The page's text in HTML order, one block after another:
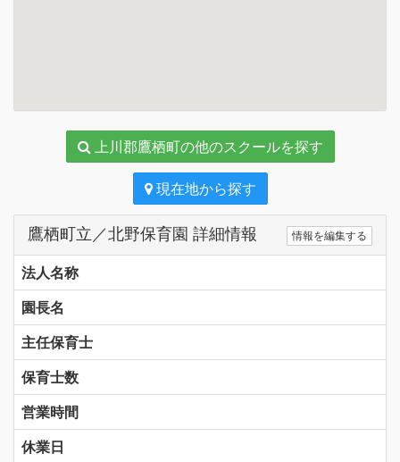
上川郡鷹栖町の他のスクールを探す
現在地から探す
鷹栖町立／北野保育園 詳細情報 情報を編集する
法人名称
園長名
主任保育士
保育士数
営業時間
休業日